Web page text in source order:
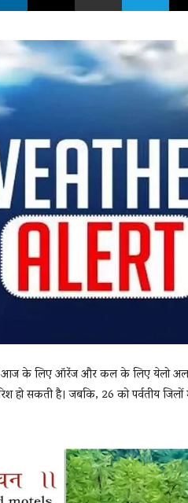
आज के लिए ऑरेंज और कल के लिए येलो अलर्ट
सकती है। जबकि, 26 को पर्वतीय जिलों